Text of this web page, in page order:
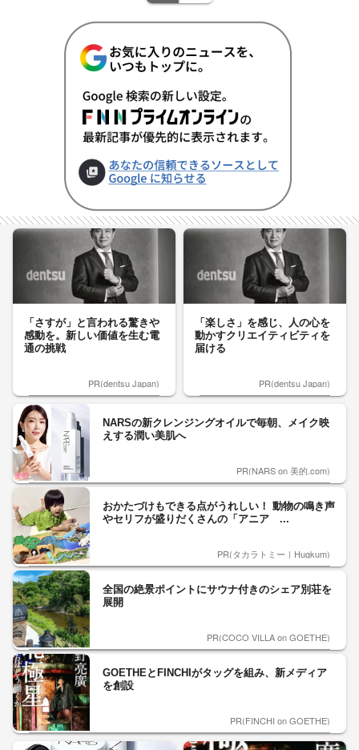
「さすが」と言われる驚きや
感動を。新しい価値を生む電
通の挑戦
PR(dentsu Japan)
「楽しさ」を感じ、人の心を
動かすクリエイティビティを
届ける
PR(dentsu Japan)
NARSの新クレンジングオイルで毎朝、メイク映
えする潤い美肌へ
PR(NARS on 美的.com)
おかたづけもできる点がうれしい！ 動物の鳴き声
やセリフが盛りだくさんの「アニア ...
PR(タカラトミー｜Hugkum)
全国の絶景ポイントにサウナ付きのシェア別荘を
展開
PR(COCO VILLA on GOETHE)
GOETHEとFINCHIがタッグを組み、新メディア
を創設
PR(FINCHI on GOETHE)